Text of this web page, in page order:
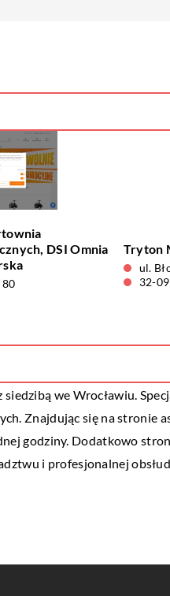
DSI Omnia
Tryton
ul.
32-
we Wrocławiu.
Znajdując się na stronie
godziny. Dodatkowo
i profesjonalnej